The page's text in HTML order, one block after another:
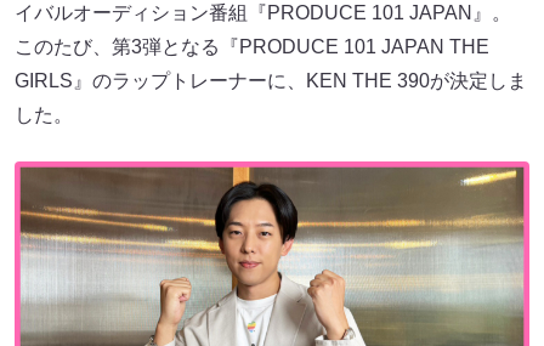
イバルオーディション番組『PRODUCE 101 JAPAN』。
このたび、第3弾となる『PRODUCE 101 JAPAN THE
GIRLS』のラップトレーナーに、KEN THE 390が決定しま
した。